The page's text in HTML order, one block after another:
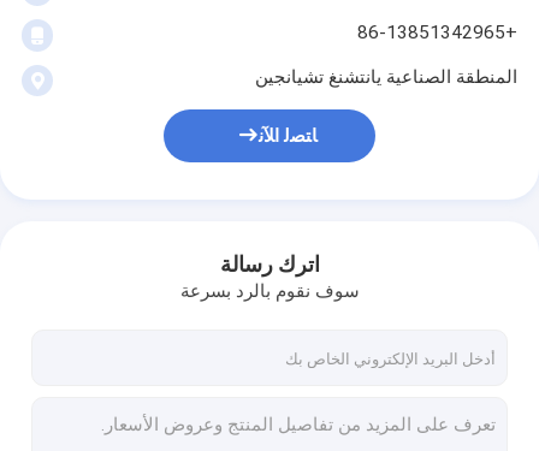
+86-13851342965
المنطقة الصناعية يانتشنغ تشيانجين
ﺎﺘﺼﻟ ﺍﻶﻧ
اترك رسالة
سوف نقوم بالرد بسرعة